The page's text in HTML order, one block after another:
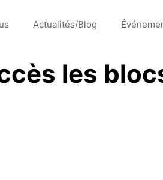
Actualités/Blog
les